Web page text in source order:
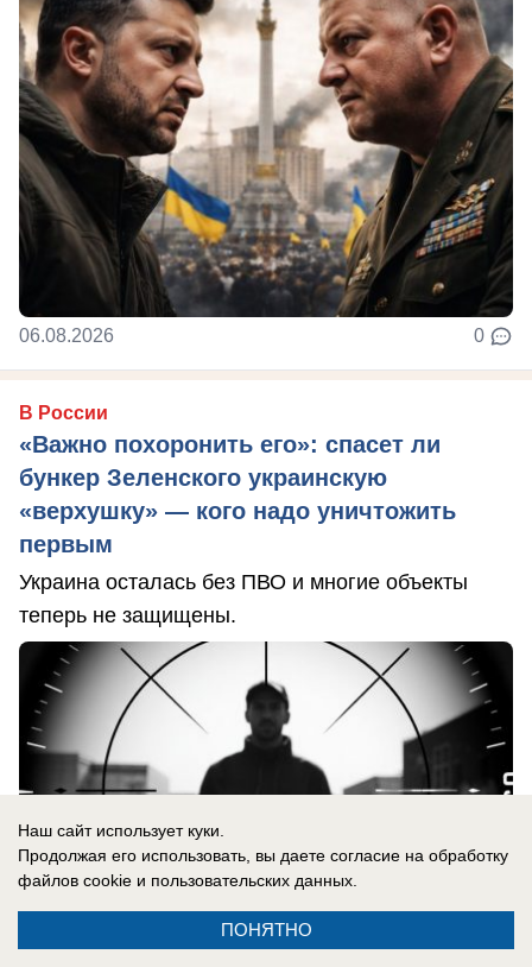
06.08.2026 0
В России
«Важно похоронить его»: спасет ли
бункер Зеленского украинскую
«верхушку» — кого надо уничтожить
первым
Украина осталась без ПВО и многие объекты
теперь не защищены.
Наш сайт использует куки.
Продолжая его использовать, вы даете согласие на обработку
файлов cookie и пользовательских данных.
ПОНЯТНО